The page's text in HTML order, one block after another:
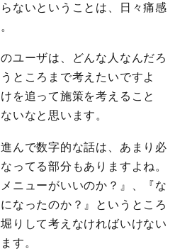
ないということは、日々痛感
ユーザは、どんな人なんだろ
ところまで考えたいですよ
を追って施策を考えること
いなと思います。
んで数字的な話は、あまり必
ってる部分もありますよね。
メニューがいいのか？』、『な
なったのか？』というところ
りして考えなければいけない
す。